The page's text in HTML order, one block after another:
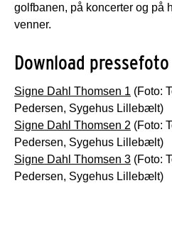
golfbanen, på koncerter og på
venner.
Download pressefoto
Signe Dahl Thomsen 1 (Foto:
Pedersen, Sygehus Lillebælt)
Signe Dahl Thomsen 2 (Foto:
Pedersen, Sygehus Lillebælt)
Signe Dahl Thomsen 3 (Foto:
Pedersen, Sygehus Lillebælt)